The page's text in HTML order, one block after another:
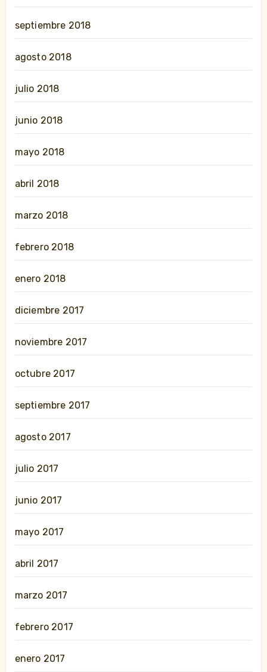
septiembre 2018
agosto 2018
julio 2018
junio 2018
mayo 2018
abril 2018
marzo 2018
febrero 2018
enero 2018
diciembre 2017
noviembre 2017
octubre 2017
septiembre 2017
agosto 2017
julio 2017
junio 2017
mayo 2017
abril 2017
marzo 2017
febrero 2017
enero 2017